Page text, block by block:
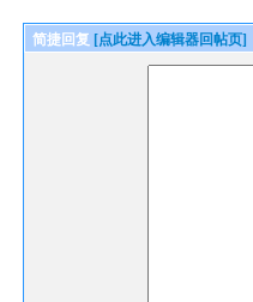
简捷回复 [点此进入编辑器回帖页]